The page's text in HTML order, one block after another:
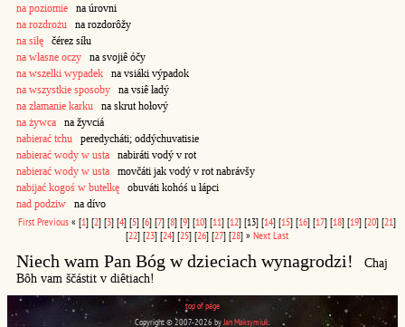
na poziomie na úrovni
na rozdrożu na rozdorôžy
na siłę čérez síłu
na własne oczy na svojiê óčy
na wszelki wypadek na vsiáki výpadok
na wszystkie sposoby na vsiê ładý
na złamanie karku na skrut hołový
na żywca na žyvciá
nabierać tchu peredycháti; oddýchuvatisie
nabierać wody w usta nabiráti vodý v rot
nabierać wody w usta movčáti jak vodý v rot nabrávšy
nabijać kogoś w butelkę obuváti kohóś u łápci
nad podziw na dívo
First Previous « [1] [2] [3] [4] [5] [6] [7] [8] [9] [10] [11] [12] [13] [14] [15] [16] [17] [18] [19] [20] [21]
[22] [23] [24] [25] [26] [27] [28] » Next Last
Niech wam Pan Bóg w dzieciach wynagrodzi!
Chaj
Bôh vam ščástit v diêtiach!
top of page
Copyright © 2007-2026 byJan Maksymiuk.